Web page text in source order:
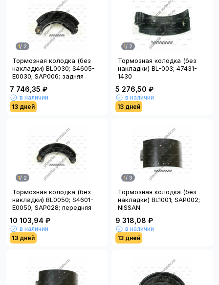
1/ 2
Тормозная колодка (без
накладки) BL0030; S4605-
E0030; SAP006; задняя
7 746,35 ₽
в наличии
13 дней
1/ 2
Тормозная колодка (без
накладки) BL-003; 47431-
1430
5 276,50 ₽
в наличии
13 дней
1/ 2
Тормозная колодка (без
накладки) BL0050; S4601-
E0050; SAP028; передняя
10 103,94 ₽
в наличии
13 дней
1/ 3
Тормозная колодка (без
накладки) BL1001; SAP002;
NISSAN
9 318,08 ₽
в наличии
13 дней